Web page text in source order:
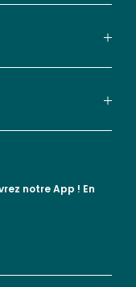
notre App ! En